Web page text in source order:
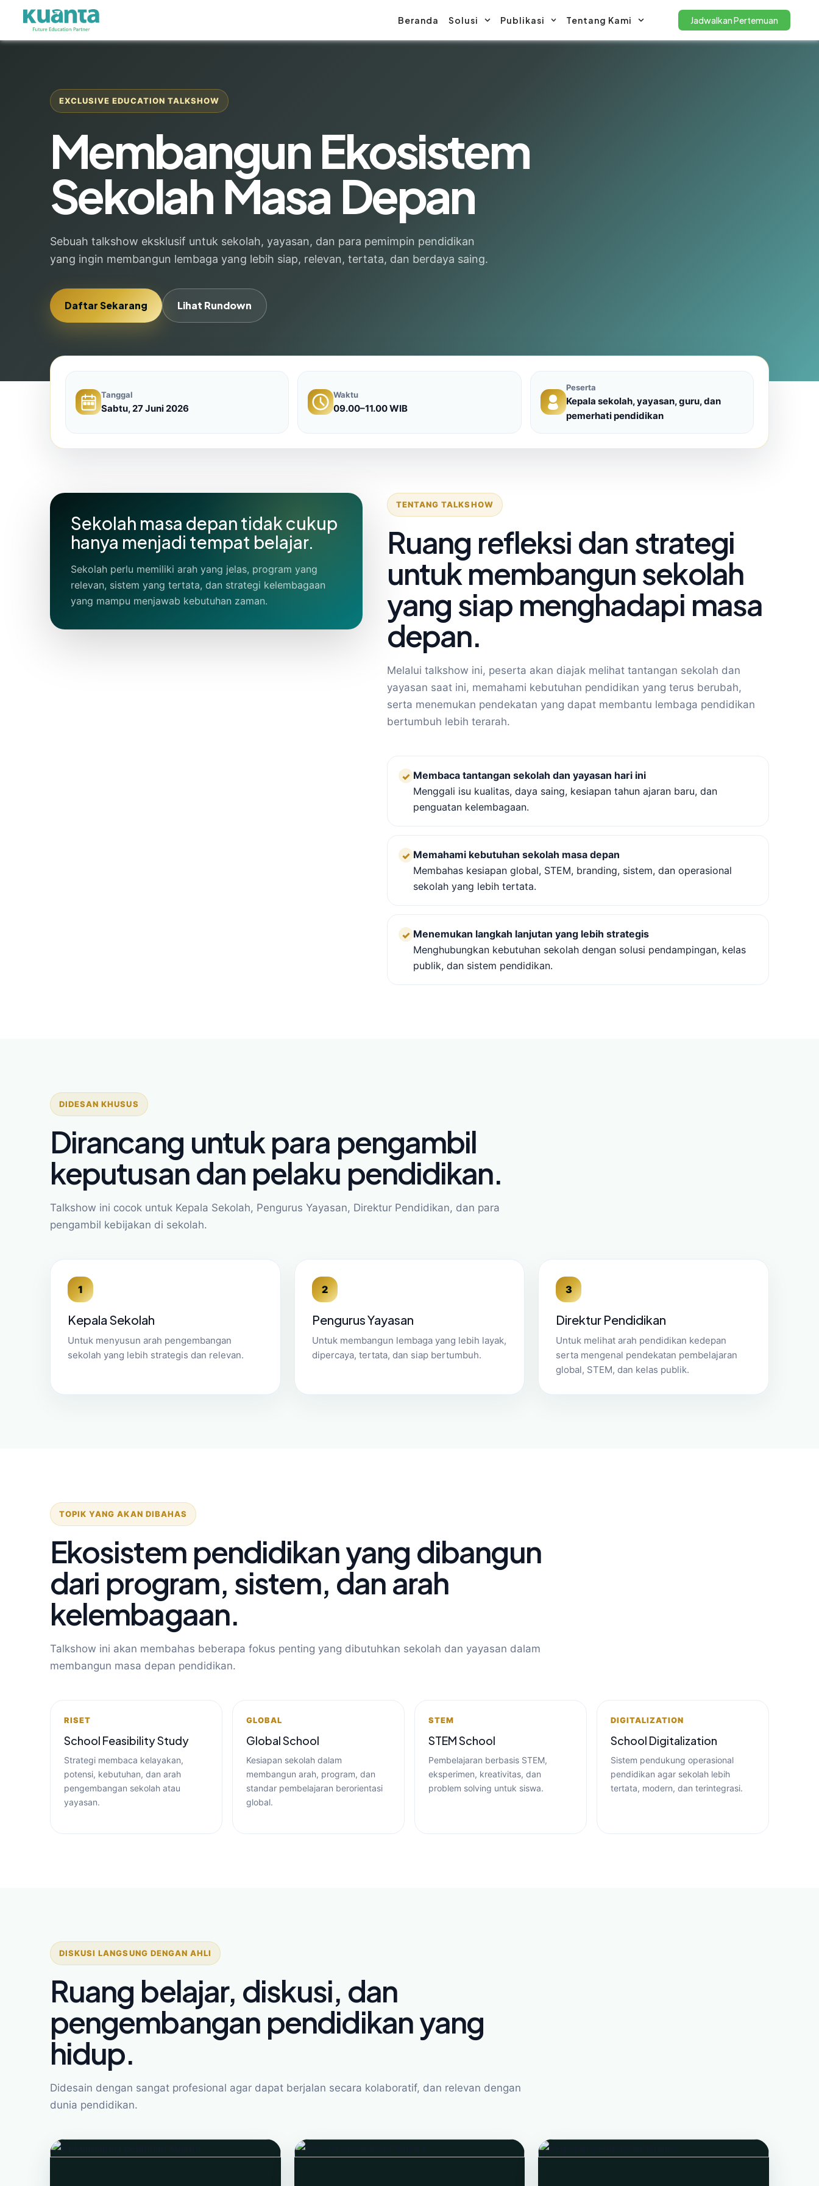
Beranda Solusi Publikasi Tentang Kami Jadwalkan Pertemuan
EXCLUSIVE EDUCATION TALKSHOW
Membangun Ekosistem
Sekolah Masa Depan
Sebuah talkshow eksklusif untuk sekolah, yayasan, dan para pemimpin pendidikan
yang ingin membangun lembaga yang lebih siap, relevan, tertata, dan berdaya saing.
Daftar Sekarang Lihat Rundown
Tanggal
Sabtu, 27 Juni 2026
Waktu
09.00–11.00 WIB
Peserta
Kepala sekolah, yayasan, guru, dan
pemerhati pendidikan
Sekolah masa depan tidak cukup
hanya menjadi tempat belajar.
Sekolah perlu memiliki arah yang jelas, program yang
relevan, sistem yang tertata, dan strategi kelembagaan
yang mampu menjawab kebutuhan zaman.
TENTANG TALKSHOW
Ruang refleksi dan strategi
untuk membangun sekolah
yang siap menghadapi masa
depan.
Melalui talkshow ini, peserta akan diajak melihat tantangan sekolah dan
yayasan saat ini, memahami kebutuhan pendidikan yang terus berubah,
serta menemukan pendekatan yang dapat membantu lembaga pendidikan
bertumbuh lebih terarah.
✓ Membaca tantangan sekolah dan yayasan hari ini
Menggali isu kualitas, daya saing, kesiapan tahun ajaran baru, dan
penguatan kelembagaan.
✓ Memahami kebutuhan sekolah masa depan
Membahas kesiapan global, STEM, branding, sistem, dan operasional
sekolah yang lebih tertata.
✓ Menemukan langkah lanjutan yang lebih strategis
Menghubungkan kebutuhan sekolah dengan solusi pendampingan, kelas
publik, dan sistem pendidikan.
DIDESAN KHUSUS
Dirancang untuk para pengambil
keputusan dan pelaku pendidikan.
Talkshow ini cocok untuk Kepala Sekolah, Pengurus Yayasan, Direktur Pendidikan, dan para
pengambil kebijakan di sekolah.
1
Kepala Sekolah
Untuk menyusun arah pengembangan
sekolah yang lebih strategis dan relevan.
2
Pengurus Yayasan
Untuk membangun lembaga yang lebih layak,
dipercaya, tertata, dan siap bertumbuh.
3
Direktur Pendidikan
Untuk melihat arah pendidikan kedepan
serta mengenal pendekatan pembelajaran
global, STEM, dan kelas publik.
TOPIK YANG AKAN DIBAHAS
Ekosistem pendidikan yang dibangun
dari program, sistem, dan arah
kelembagaan.
Talkshow ini akan membahas beberapa fokus penting yang dibutuhkan sekolah dan yayasan dalam
membangun masa depan pendidikan.
RISET
School Feasibility Study
Strategi membaca kelayakan,
potensi, kebutuhan, dan arah
pengembangan sekolah atau
yayasan.
GLOBAL
Global School
Kesiapan sekolah dalam
membangun arah, program, dan
standar pembelajaran berorientasi
global.
STEM
STEM School
Pembelajaran berbasis STEM,
eksperimen, kreativitas, dan
problem solving untuk siswa.
DIGITALIZATION
School Digitalization
Sistem pendukung operasional
pendidikan agar sekolah lebih
tertata, modern, dan terintegrasi.
DISKUSI LANGSUNG DENGAN AHLI
Ruang belajar, diskusi, dan
pengembangan pendidikan yang
hidup.
Didesain dengan sangat profesional agar dapat berjalan secara kolaboratif, dan relevan dengan
dunia pendidikan.